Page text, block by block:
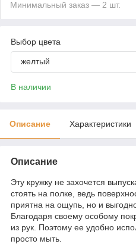
Минимальный заказ — 2 шт.
Выбор цвета
желтый
В наличии
Описание Характеристики
Описание
Эту кружку не захочется
стоять на полке, ведь
приятна на ощупь, но и
Благодаря своему особому
из рук. Поэтому ее удобно
просто мыть.